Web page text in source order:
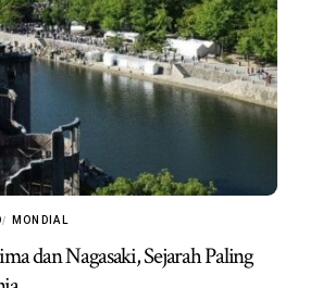
MONDIAL
dan Nagasaki, Sejarah Paling